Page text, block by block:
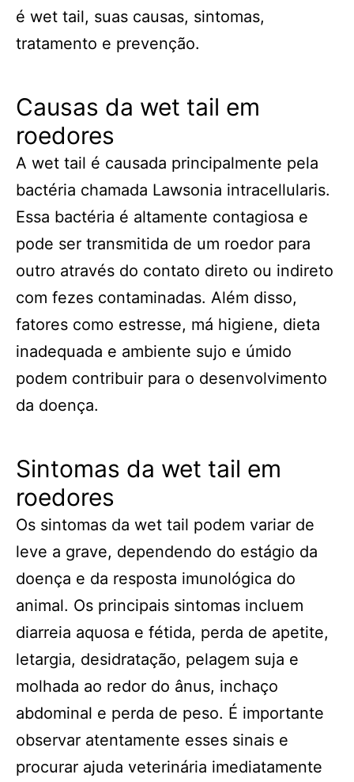
é wet tail, suas causas, sintomas,
tratamento e prevenção.
Causas da wet tail em
roedores
A wet tail é causada principalmente pela
bactéria chamada Lawsonia intracellularis.
Essa bactéria é altamente contagiosa e
pode ser transmitida de um roedor para
outro através do contato direto ou indireto
com fezes contaminadas. Além disso,
fatores como estresse, má higiene, dieta
inadequada e ambiente sujo e úmido
podem contribuir para o desenvolvimento
da doença.
Sintomas da wet tail em
roedores
Os sintomas da wet tail podem variar de
leve a grave, dependendo do estágio da
doença e da resposta imunológica do
animal. Os principais sintomas incluem
diarreia aquosa e fétida, perda de apetite,
letargia, desidratação, pelagem suja e
molhada ao redor do ânus, inchaço
abdominal e perda de peso. É importante
observar atentamente esses sinais e
procurar ajuda veterinária imediatamente